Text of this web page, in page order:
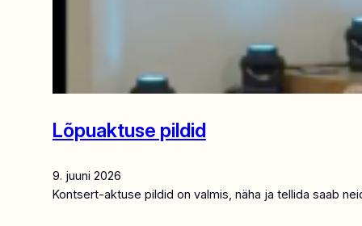
Lõpuaktuse pildid
9. juuni 2026
Kontsert-aktuse pildid on valmis, näha ja tellida saab